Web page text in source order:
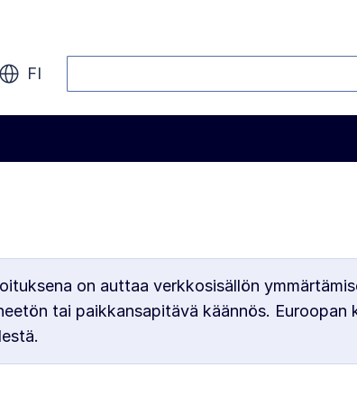
FI
on auttaa verkkosisällön
tai paikkansapitävä käännös. Euroopan